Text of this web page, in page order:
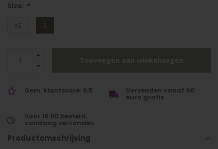
Size: *
XS S
Gem. klantscore: 9,5 Verzenden vanaf 60
euro gratis
Voor 16:00 besteld,
vandaag verzonden
Productomschrijving